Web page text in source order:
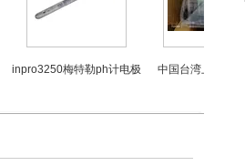
梅特勒ph计电极 中国台湾上泰ph控制器